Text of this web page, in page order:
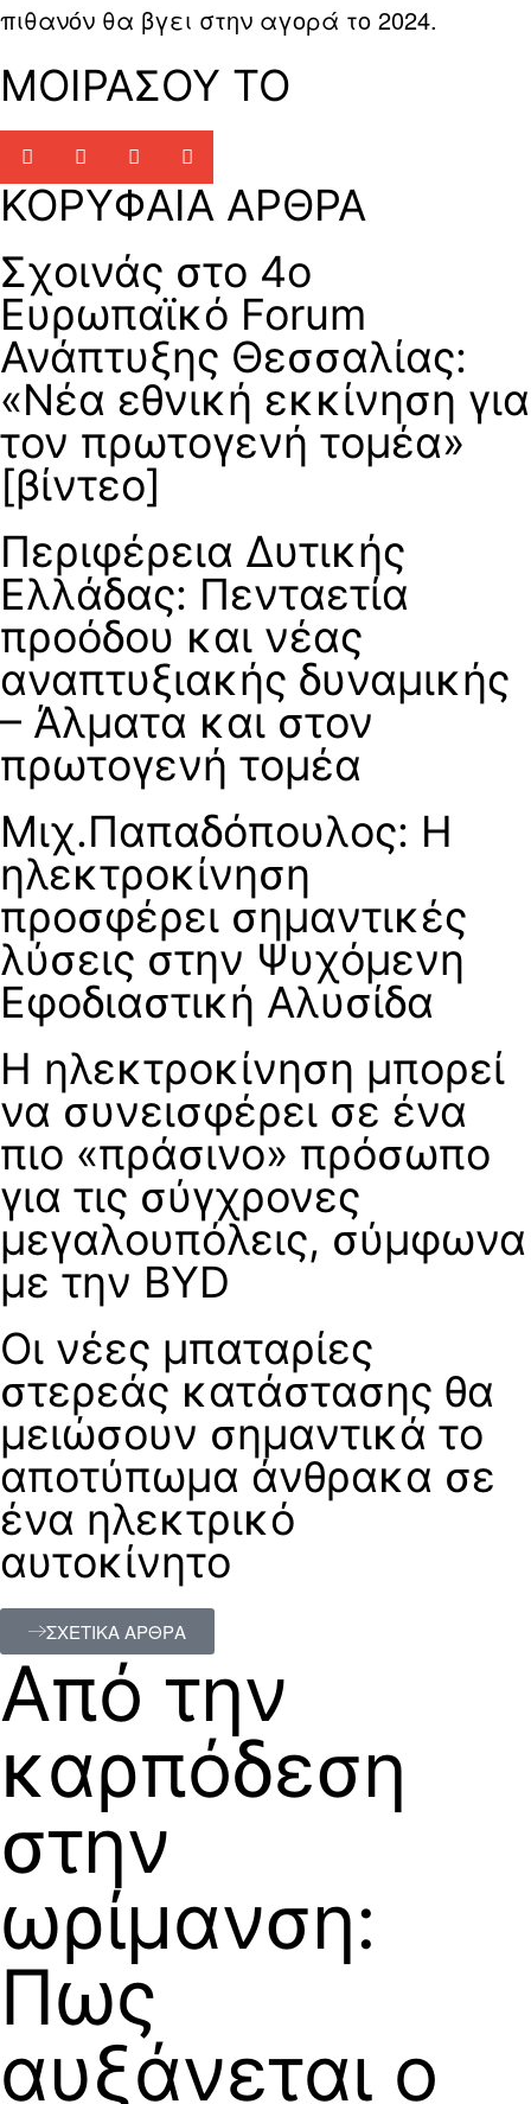
πιθανόν θα βγει στην αγορά το 2024.
ΜΟΙΡΑΣΟΥ ΤΟ
ΚΟΡΥΦΑΙΑ ΑΡΘΡΑ
Σχοινάς στο 4ο
Ευρωπαϊκό Forum
Ανάπτυξης Θεσσαλίας:
«Νέα εθνική εκκίνηση για
τον πρωτογενή τομέα»
[βίντεο]
Περιφέρεια Δυτικής
Ελλάδας: Πενταετία
προόδου και νέας
αναπτυξιακής δυναμικής
– Άλματα και στον
πρωτογενή τομέα
Μιχ.Παπαδόπουλος: Η
ηλεκτροκίνηση
προσφέρει σημαντικές
λύσεις στην Ψυχόμενη
Εφοδιαστική Αλυσίδα
Η ηλεκτροκίνηση μπορεί
να συνεισφέρει σε ένα
πιο «πράσινο» πρόσωπο
για τις σύγχρονες
μεγαλουπόλεις, σύμφωνα
με την BYD
Οι νέες μπαταρίες
στερεάς κατάστασης θα
μειώσουν σημαντικά το
αποτύπωμα άνθρακα σε
ένα ηλεκτρικό
αυτοκίνητο
ΣΧΕΤΙΚΑ ΑΡΘΡΑ
Από την
καρπόδεση
στην
ωρίμανση:
Πως
αυξάνεται ο